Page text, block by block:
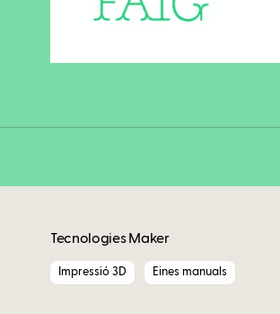
Tecnologies Maker
Impressió 3D Eines manuals